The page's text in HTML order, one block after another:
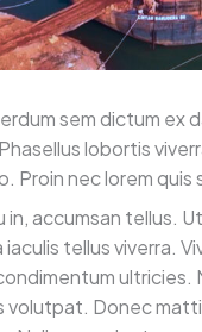
sem dictum ex
lobortis
Proin nec lorem
in, accumsan tellus.
iaculis tellus viverra.
ultricies.
volutpat. Donec